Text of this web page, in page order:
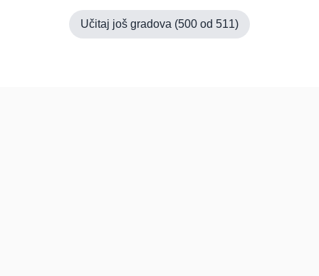
Učitaj još gradova (500 od 511)